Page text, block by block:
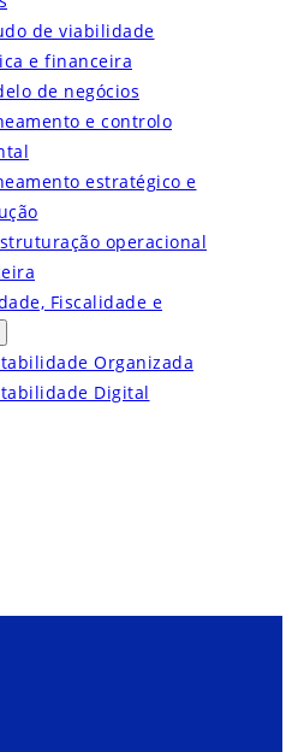
de viabilidade
e financeira
de negócios
e controlo
estratégico e
operacional
Fiscalidade e
Organizada
Digital